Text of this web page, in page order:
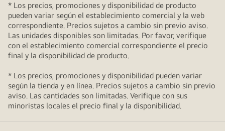
* Los precios, promociones y disponibilidad de producto
pueden variar según el establecimiento comercial y la web
correspondiente. Precios sujetos a cambio sin previo aviso.
Las unidades disponibles son limitadas. Por favor, verifique
con el establecimiento comercial correspondiente el precio
final y la disponibilidad de producto.
* Los precios, promociones y disponibilidad pueden variar
según la tienda y en línea. Precios sujetos a cambio sin previo
aviso. Las cantidades son limitadas. Verifique con sus
minoristas locales el precio final y la disponibilidad.